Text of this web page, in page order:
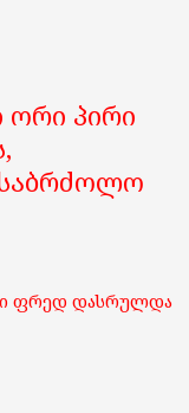
ორი პირი
ფრედ დასრულდა